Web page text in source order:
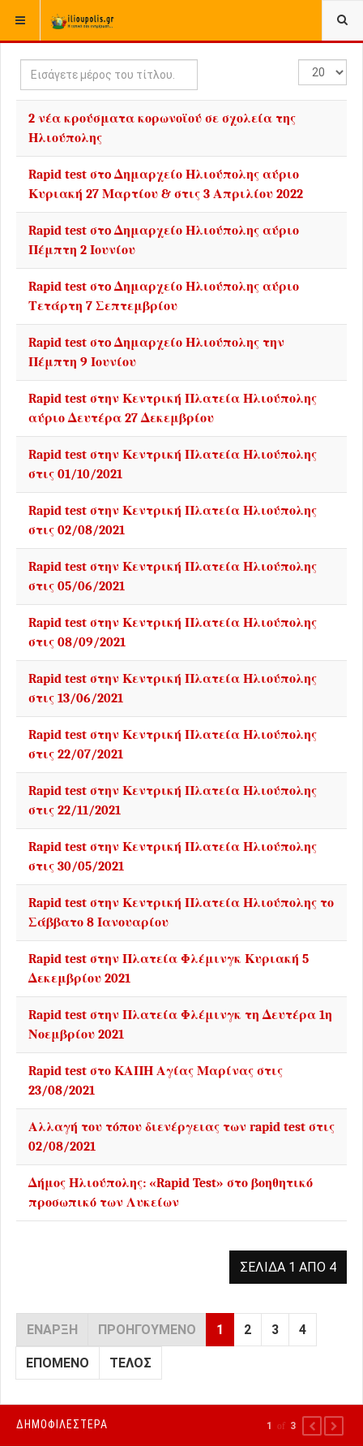
ΒΡΊΣΚΕΣΤΕ ΕΔΏ: ΑΡΧΙΚΉ
Εισάγετε
μέρος
Εμφάνιση
#
2 νέα κρούσματα κορωνοϊού σε σχολεία της
Ηλιούπολης
Rapid test στo Δημαρχείο Ηλιούπολης αύριο
Κυριακή 27 Μαρτίου & στις 3 Απριλίου 2022
Rapid test στo Δημαρχείο Ηλιούπολης αύριο
Πέμπτη 2 Ιουνίου
Rapid test στo Δημαρχείο Ηλιούπολης αύριο
Τετάρτη 7 Σεπτεμβρίου
Rapid test στo Δημαρχείο Ηλιούπολης την
Πέμπτη 9 Ιουνίου
Rapid test στην Κεντρική Πλατεία Ηλιούπολης
αύριο Δευτέρα 27 Δεκεμβρίου
Rapid test στην Κεντρική Πλατεία Ηλιούπολης
στις 01/10/2021
Rapid test στην Κεντρική Πλατεία Ηλιούπολης
στις 02/08/2021
Rapid test στην Κεντρική Πλατεία Ηλιούπολης
στις 05/06/2021
Rapid test στην Κεντρική Πλατεία Ηλιούπολης
στις 08/09/2021
Rapid test στην Κεντρική Πλατεία Ηλιούπολης
στις 13/06/2021
Rapid test στην Κεντρική Πλατεία Ηλιούπολης
στις 22/07/2021
Rapid test στην Κεντρική Πλατεία Ηλιούπολης
στις 22/11/2021
Rapid test στην Κεντρική Πλατεία Ηλιούπολης
στις 30/05/2021
Rapid test στην Κεντρική Πλατεία Ηλιούπολης το
Σάββατο 8 Ιανουαρίου
Rapid test στην Πλατεία Φλέμινγκ Κυριακή 5
Δεκεμβρίου 2021
Rapid test στην Πλατεία Φλέμινγκ τη Δευτέρα 1η
Νοεμβρίου 2021
Rapid test στο ΚΑΠΗ Αγίας Μαρίνας στις
23/08/2021
Αλλαγή του τόπου διενέργειας των rapid test στις
02/08/2021
Δήμος Ηλιούπολης: «Rapid Test» στο βοηθητικό
προσωπικό των Λυκείων
ΣΕΛΊΔΑ 1 ΑΠΌ 4
ΈΝΑΡΞΗ ΠΡΟΗΓΟΎΜΕΝΟ 1 2 3 4
ΕΠΌΜΕΝΟ ΤΈΛΟΣ
ΔΗΜΟΦΙΛΕΣΤΕΡΑ 1 of 3 PREVIOUS
NEXT